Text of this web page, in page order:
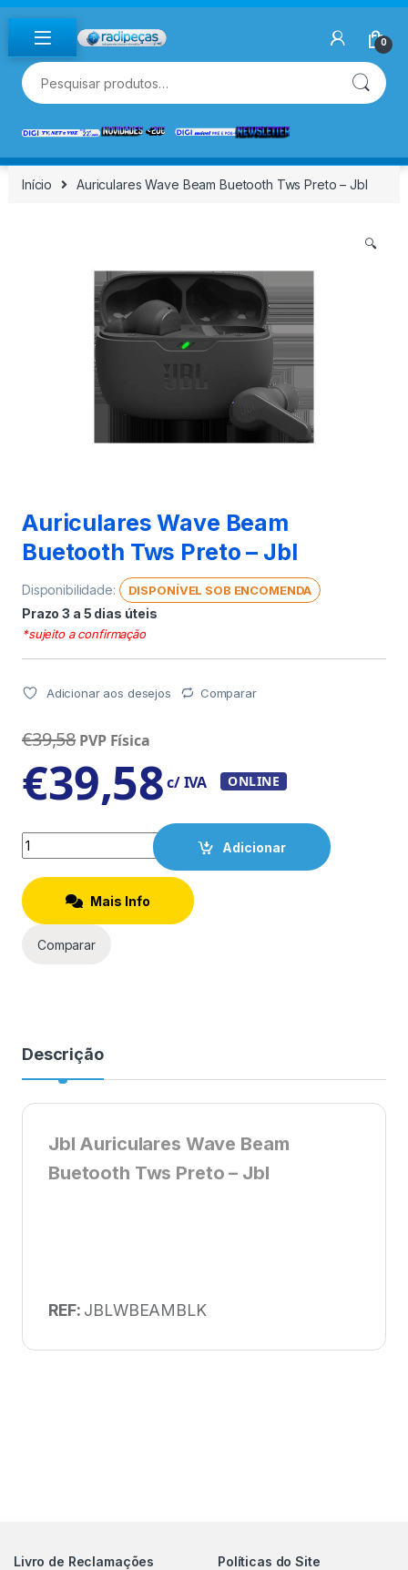
Skip to navigation
Skip to content
0
Pesquisar por:
Início Auriculares Wave Beam Buetooth Tws Preto – Jbl
🔍
Auriculares Wave Beam
Buetooth Tws Preto – Jbl
Disponibilidade: DISPONÍVEL SOB ENCOMENDA
Prazo 3 a 5 dias úteis
*sujeito a confirmação
Adicionar aos desejos Comparar
€39,58 PVP Física
€39,58c/ IVA ONLINE
Quantity
Adicionar
Mais Info
Comparar
Descrição
Jbl Auriculares Wave Beam
Buetooth Tws Preto – Jbl
REF: JBLWBEAMBLK
Livro de Reclamações
Políticas do Site